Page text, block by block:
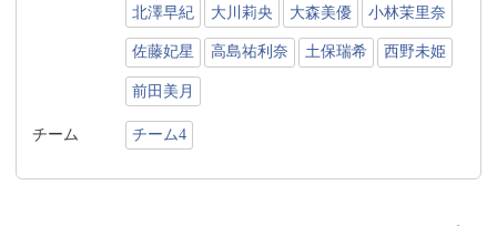
北澤早紀 大川莉央 大森美優 小林茉里奈
佐藤妃星 高島祐利奈 土保瑞希 西野未姫
前田美月
チーム チーム4